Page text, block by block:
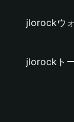
jlorockウ
jlorockト